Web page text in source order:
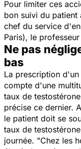
Pour limiter ces
bon suivi du patient
chef du service
Paris), le
Ne pas
bas
La prescription
compte d'une
taux de
précise ce dernier.
le patient doit se
taux de
journée. "Chez les